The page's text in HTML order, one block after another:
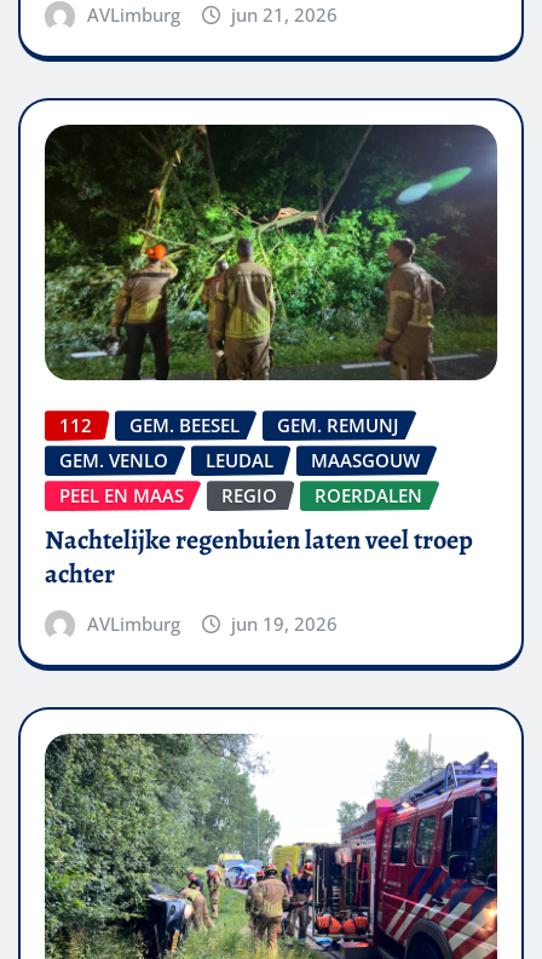
AVLimburg jun 21, 2026
112 GEM. BEESEL
GEM. REMUNJ
GEM. VENLO
LEUDAL
MAASGOUW
PEEL EN MAAS
REGIO ROERDALEN
Nachtelijke regenbuien laten veel troep
achter
AVLimburg jun 19, 2026